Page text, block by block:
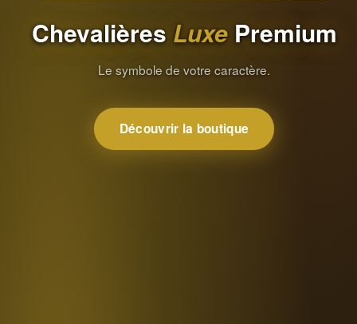
ChevalièresLuxePremium
Le symbole de votre caractère.
Découvrir la boutique